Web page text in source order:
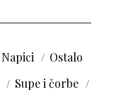
Napici
Ostalo
Supe i čorbe